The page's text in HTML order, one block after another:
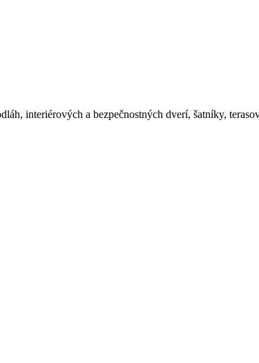
interiérových a bezpečnostných dverí, šatníky,